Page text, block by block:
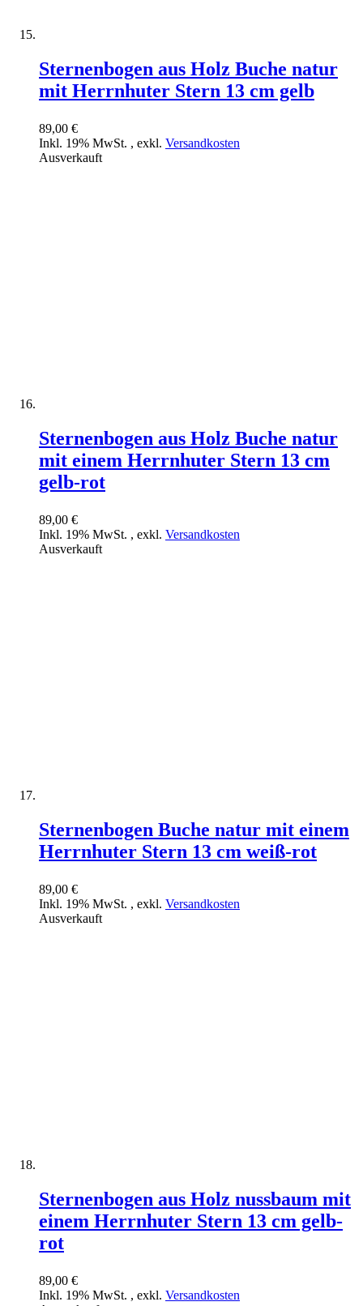
Sternenbogen aus Holz Buche natur
mit Herrnhuter Stern 13 cm gelb
89,00 €
Inkl. 19% MwSt. , exkl. Versandkosten
Ausverkauft
Sternenbogen aus Holz Buche natur
mit einem Herrnhuter Stern 13 cm
gelb-rot
89,00 €
Inkl. 19% MwSt. , exkl. Versandkosten
Ausverkauft
Sternenbogen Buche natur mit einem
Herrnhuter Stern 13 cm weiß-rot
89,00 €
Inkl. 19% MwSt. , exkl. Versandkosten
Ausverkauft
Sternenbogen aus Holz nussbaum mit
einem Herrnhuter Stern 13 cm gelb-
rot
89,00 €
Inkl. 19% MwSt. , exkl. Versandkosten